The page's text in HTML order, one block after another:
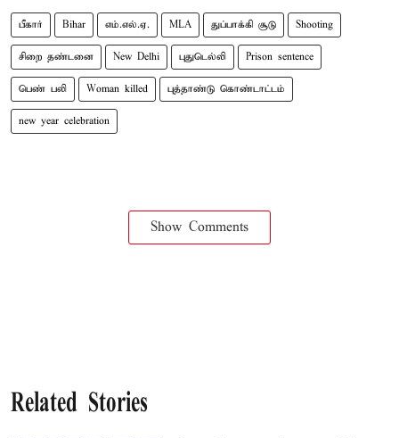
பீகார் Bihar எம்.எல்.ஏ. MLA துப்பாக்கி சூடு Shooting
சிறை தண்டனை New Delhi புதுடெல்லி Prison sentence
பெண் பலி Woman killed புத்தாண்டு கொண்டாட்டம்
new year celebration
Show Comments
Related Stories